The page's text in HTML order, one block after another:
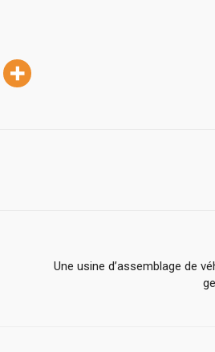
Une usine d’assemblage de